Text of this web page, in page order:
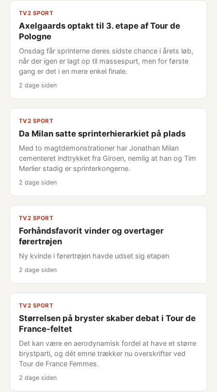
TV2 SPORT
Axelgaards optakt til 3. etape af Tour de
Pologne
Onsdag får sprinterne deres sidste chance i årets løb,
når der igen er lagt op til massespurt, men for første
gang er det i en mere enkel finale.
2 dage siden
TV2 SPORT
Da Milan satte sprinterhierarkiet på plads
Med to magtdemonstrationer har Jonathan Milan
cementeret indtrykket fra Giroen, nemlig at han og Tim
Merlier stadig er sprinterkongerne.
2 dage siden
TV2 SPORT
Forhåndsfavorit vinder og overtager
førertrøjen
Ny kvinde i førertrøjen havde udset sig etapen
2 dage siden
TV2 SPORT
Størrelsen på bryster skaber debat i Tour de
France-feltet
Det kan være en aerodynamisk fordel at have et større
brystparti, og dét emne trækker nu overskrifter ved
Tour de France Femmes.
2 dage siden